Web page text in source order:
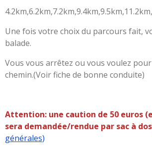
Une fois votre choix du parcours fait,
balade.
Vous vous arrêtez ou vous voulez
chemin.(Voir fiche de bonne conduite)
Attention: une caution de 50 euros
sera demandée/rendue par sac à dos
générales)